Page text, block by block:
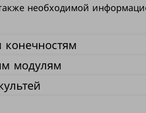
необходимой
модулям